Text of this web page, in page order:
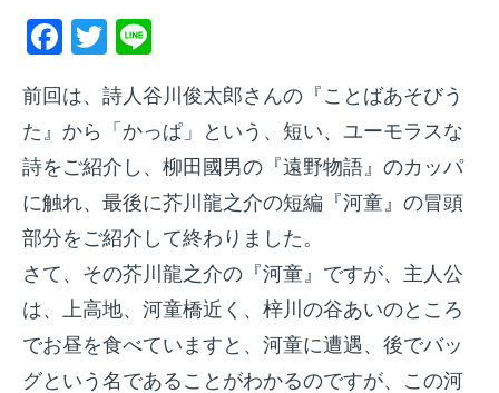
F
c
e
b
o
o
k
T
itt
er
e
前回は、詩人谷川俊太郎さんの『ことばあそびう
た』から「かっぱ」という、短い、ユーモラスな
詩をご紹介し、柳田國男の『遠野物語』のカッパ
に触れ、最後に芥川龍之介の短編『河童』の冒頭
部分をご紹介して終わりました。
さて、その芥川龍之介の『河童』ですが、主人公
は、上高地、河童橋近く、梓川の谷あいのところ
でお昼を食べていますと、河童に遭遇、後でバッ
グという名であることがわかるのですが、この河